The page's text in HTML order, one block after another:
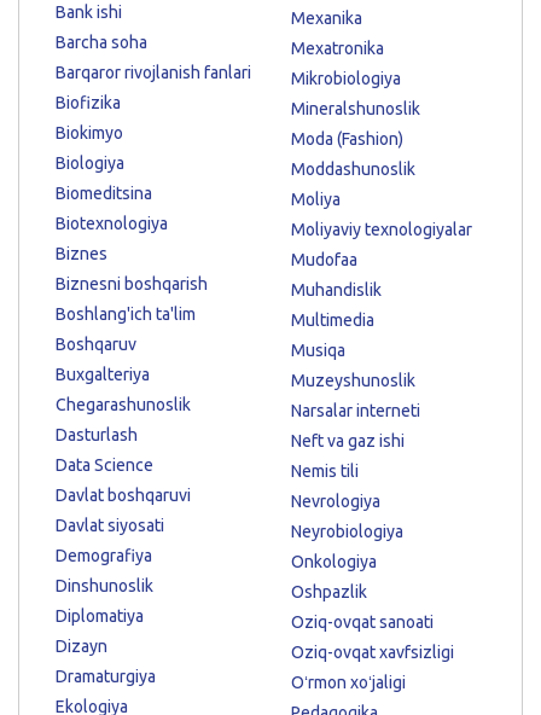
Bank ishi
Barcha soha
Barqaror rivojlanish fanlari
Biofizika
Biokimyo
Biologiya
Biomeditsina
Biotexnologiya
Biznes
Biznesni boshqarish
Boshlang'ich ta'lim
Boshqaruv
Buxgalteriya
Chegarashunoslik
Dasturlash
Data Science
Davlat boshqaruvi
Davlat siyosati
Demografiya
Dinshunoslik
Diplomatiya
Dizayn
Dramaturgiya
Ekologiya
Mexanika
Mexatronika
Mikrobiologiya
Mineralshunoslik
Moda (Fashion)
Moddashunoslik
Moliya
Moliyaviy texnologiyalar
Mudofaa
Muhandislik
Multimedia
Musiqa
Muzeyshunoslik
Narsalar interneti
Neft va gaz ishi
Nemis tili
Nevrologiya
Neyrobiologiya
Onkologiya
Oshpazlik
Oziq-ovqat sanoati
Oziq-ovqat xavfsizligi
Oʻrmon xoʻjaligi